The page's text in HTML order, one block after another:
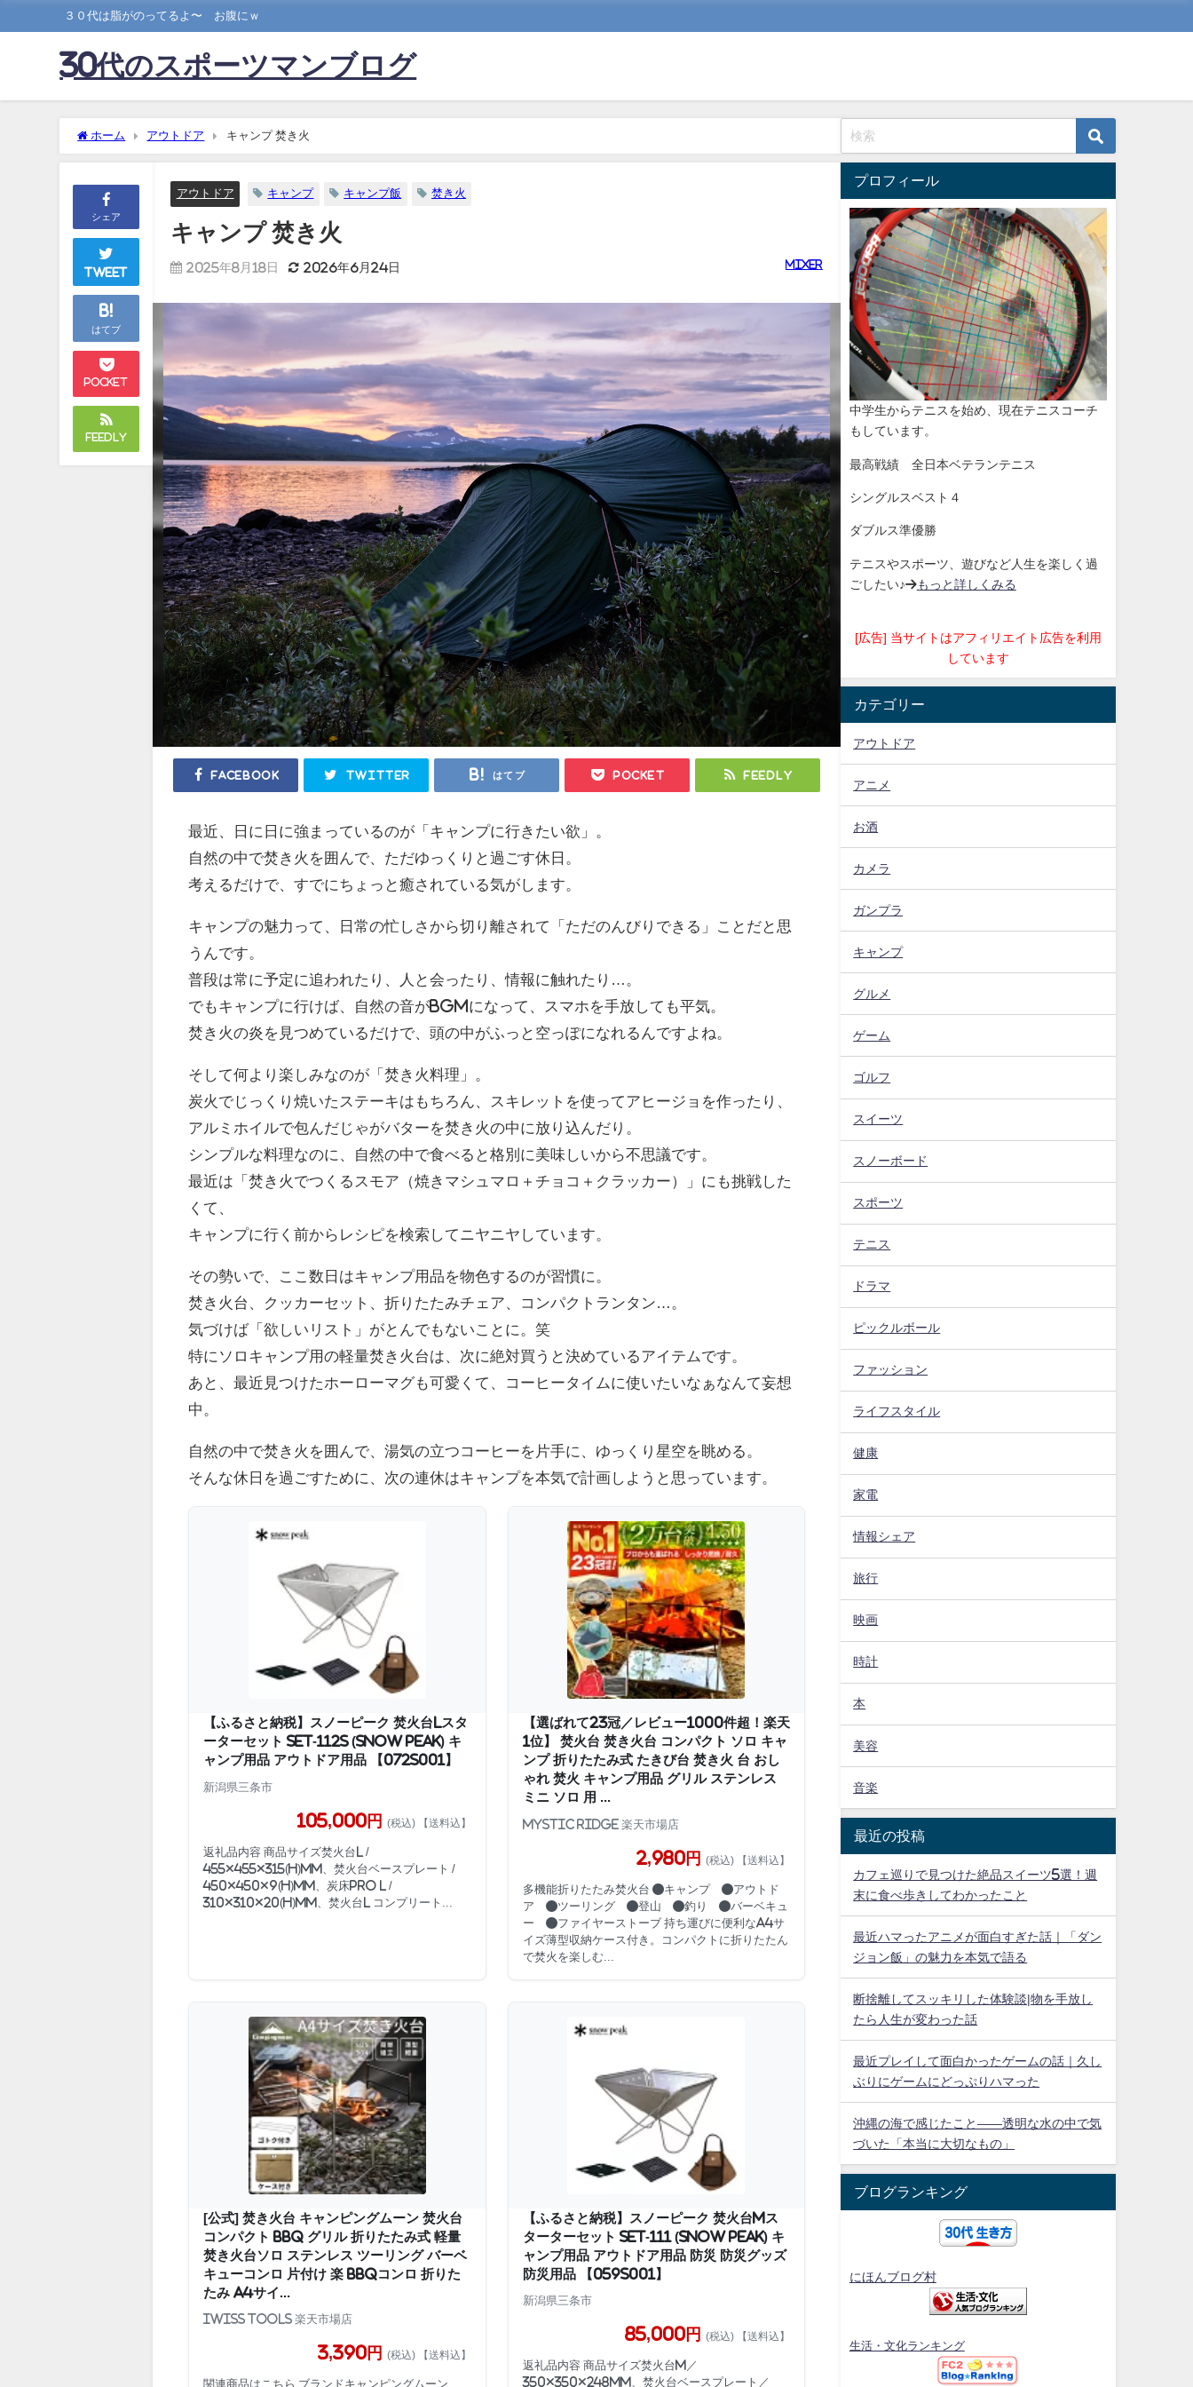
３０代は脂がのってるよ〜 お腹にｗ
30代のスポーツマンブログ
ホーム アウトドア キャンプ 焚き火
シェア
Tweet
B!
はてブ
Pocket
Feedly
アウトドア キャンプ キャンプ飯 焚き火
キャンプ 焚き火
2025年8月18日 2026年6月24日 mixer
Facebook Twitter はてブ Pocket Feedly
最近、日に日に強まっているのが「キャンプに行きたい欲」。
自然の中で焚き火を囲んで、ただゆっくりと過ごす休日。
考えるだけで、すでにちょっと癒されている気がします。
キャンプの魅力って、日常の忙しさから切り離されて「ただのんびりできる」ことだと思
うんです。
普段は常に予定に追われたり、人と会ったり、情報に触れたり…。
でもキャンプに行けば、自然の音がBGMになって、スマホを手放しても平気。
焚き火の炎を見つめているだけで、頭の中がふっと空っぽになれるんですよね。
そして何より楽しみなのが「焚き火料理」。
炭火でじっくり焼いたステーキはもちろん、スキレットを使ってアヒージョを作ったり、
アルミホイルで包んだじゃがバターを焚き火の中に放り込んだり。
シンプルな料理なのに、自然の中で食べると格別に美味しいから不思議です。
最近は「焚き火でつくるスモア（焼きマシュマロ＋チョコ＋クラッカー）」にも挑戦した
くて、
キャンプに行く前からレシピを検索してニヤニヤしています。
その勢いで、ここ数日はキャンプ用品を物色するのが習慣に。
焚き火台、クッカーセット、折りたたみチェア、コンパクトランタン…。
気づけば「欲しいリスト」がとんでもないことに。笑
特にソロキャンプ用の軽量焚き火台は、次に絶対買うと決めているアイテムです。
あと、最近見つけたホーローマグも可愛くて、コーヒータイムに使いたいなぁなんて妄想
中。
自然の中で焚き火を囲んで、湯気の立つコーヒーを片手に、ゆっくり星空を眺める。
そんな休日を過ごすために、次の連休はキャンプを本気で計画しようと思っています。
【ふるさと納税】スノーピーク 焚火台Lスタ
ーターセット SET-112S (Snow Peak) キ
ャンプ用品 アウトドア用品 【072S001】
新潟県三条市
105,000円 (税込) 【送料込】
返礼品内容 商品サイズ焚火台L /
455×455×315(h)mm、焚火台ベースプレート /
450×450×9(h)mm、炭床Pro L /
310×310×20(h)mm、焚火台L コンプリート...
【選ばれて23冠／レビュー1000件超！楽天
1位】 焚火台 焚き火台 コンパクト ソロ キャ
ンプ 折りたたみ式 たきび台 焚き火 台 おし
ゃれ 焚火 キャンプ用品 グリル ステンレス
ミニ ソロ 用 ...
Mystic Ridge 楽天市場店
2,980円 (税込) 【送料込】
多機能折りたたみ焚火台 ●キャンプ ●アウトド
ア ●ツーリング ●登山 ●釣り ●バーベキュ
ー ●ファイヤーストーブ 持ち運びに便利なA4サ
イズ薄型収納ケース付き。コンパクトに折りたたん
で焚火を楽しむ...
[公式] 焚き火台 キャンピングムーン 焚火台
コンパクト bbq グリル 折りたたみ式 軽量
焚き火台ソロ ステンレス ツーリング バーベ
キューコンロ 片付け 楽 BBQコンロ 折りた
たみ A4サイ...
IWISS TOOLs 楽天市場店
3,390円 (税込) 【送料込】
関連商品はこちら ブランドキャンピングムーン
【ふるさと納税】スノーピーク 焚火台Mス
ターターセット SET-111 (Snow Peak) キ
ャンプ用品 アウトドア用品 防災 防災グッズ
防災用品 【059S001】
新潟県三条市
85,000円 (税込) 【送料込】
返礼品内容 商品サイズ焚火台M／
350×350×248mm、焚火台ベースプレート／
プロフィール
中学生からテニスを始め、現在テニスコーチ
もしています。
最高戦績 全日本ベテランテニス
シングルスベスト４
ダブルス準優勝
テニスやスポーツ、遊びなど人生を楽しく過
ごしたい♪→もっと詳しくみる
[広告] 当サイトはアフィリエイト広告を利用
しています
カテゴリー
アウトドア
アニメ
お酒
カメラ
ガンプラ
キャンプ
グルメ
ゲーム
ゴルフ
スイーツ
スノーボード
スポーツ
テニス
ドラマ
ピックルボール
ファッション
ライフスタイル
健康
家電
情報シェア
旅行
映画
時計
本
美容
音楽
最近の投稿
カフェ巡りで見つけた絶品スイーツ5選！週
末に食べ歩きしてわかったこと
最近ハマったアニメが面白すぎた話｜「ダン
ジョン飯」の魅力を本気で語る
断捨離してスッキリした体験談|物を手放し
たら人生が変わった話
最近プレイして面白かったゲームの話｜久し
ぶりにゲームにどっぷりハマった
沖縄の海で感じたこと——透明な水の中で気
づいた「本当に大切なもの」
ブログランキング
にほんブログ村
生活・文化ランキング